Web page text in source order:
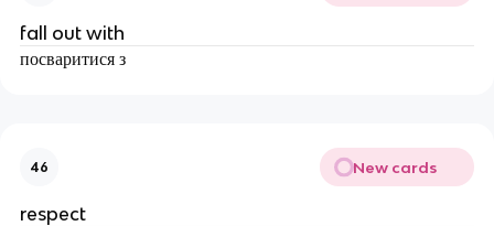
fall out with
посваритися з
46 New cards
respect